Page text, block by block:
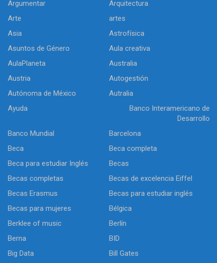
Argumentar
Arquitectura
Arte
artes
Asia
Astrofísica
Asuntos de Género
Aula creativa
AulaPlaneta
Australia
Austria
Autogestión
Autónoma de México
Autralia
Ayuda
Banco Interamericano de
Desarrollo
Banco Mundial
Barcelona
Beca
Beca completa
Beca para estudiar Inglés
Becas
Becas completas
Becas de excelencia Eiffel
Becas Erasmus
Becas para estudiar inglés
Becas para mujeres
Bélgica
Berklee of music
Berlín
Berna
BID
Big Data
Bill Gates